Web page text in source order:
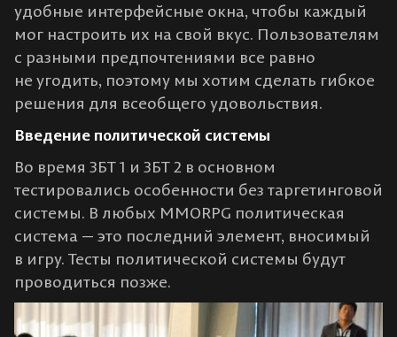
удобные интерфейсные окна, чтобы каждый
мог настроить их на свой вкус. Пользователям
с разными предпочтениями все равно
не угодить, поэтому мы хотим сделать гибкое
решения для всеобщего удовольствия.
Введение политической системы
Во время ЗБТ 1 и ЗБТ 2 в основном
тестировались особенности без таргетинговой
системы. В любых MMORPG политическая
система — это последний элемент, вносимый
в игру. Тесты политической системы будут
проводиться позже.